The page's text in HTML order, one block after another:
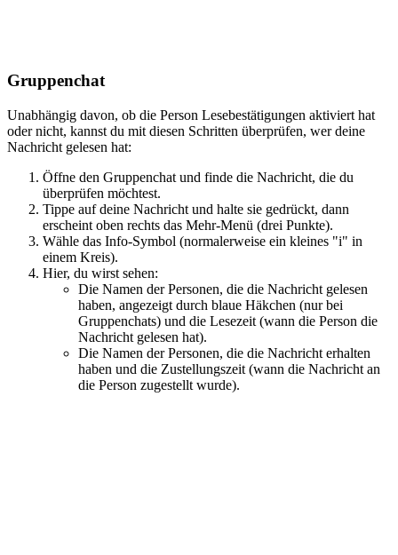
Gruppenchat
Unabhängig davon, ob die Person Lesebestätigungen aktiviert hat
oder nicht, kannst du mit diesen Schritten überprüfen, wer deine
Nachricht gelesen hat:
Öffne den Gruppenchat und finde die Nachricht, die du
überprüfen möchtest.
Tippe auf deine Nachricht und halte sie gedrückt, dann
erscheint oben rechts das Mehr-Menü (drei Punkte).
Wähle das Info-Symbol (normalerweise ein kleines "i" in
einem Kreis).
Hier, du wirst sehen:
Die Namen der Personen, die die Nachricht gelesen
haben, angezeigt durch blaue Häkchen (nur bei
Gruppenchats) und die Lesezeit (wann die Person die
Nachricht gelesen hat).
Die Namen der Personen, die die Nachricht erhalten
haben und die Zustellungszeit (wann die Nachricht an
die Person zugestellt wurde).